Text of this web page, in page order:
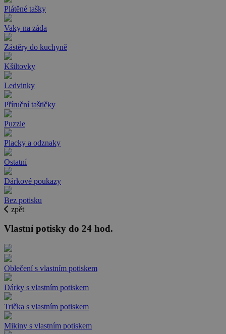
Plátěné tašky
Vaky na záda
Zástěry do kuchyně
Kšiltovky
Ledvinky
Příruční taštičky
Puzzle
Placky a odznaky
Ostatní
Dárkové poukazy
Bez potisku
zpět
Vlastní potisky do 24 hod.
Oblečení s vlastním potiskem
Dárky s vlastním potiskem
Trička s vlastním potiskem
Mikiny s vlastním potiskem